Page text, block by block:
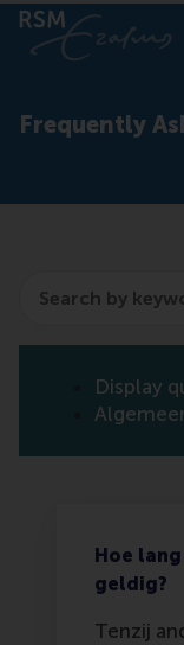
Frequently
Display
Hoe
geldig?
Tenzij